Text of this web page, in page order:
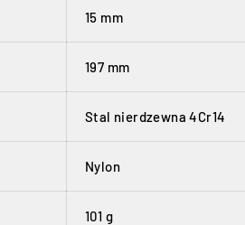
15 mm
197 mm
Stal nierdzewna 4Cr14
Nylon
101 g